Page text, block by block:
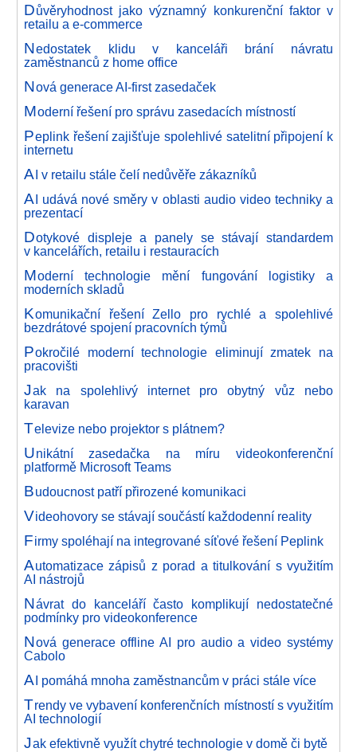
Důvěryhodnost jako významný konkurenční faktor v
retailu a e-commerce
Nedostatek klidu v kanceláři brání návratu
zaměstnanců z home office
Nová generace AI-first zasedaček
Moderní řešení pro správu zasedacích místností
Peplink řešení zajišťuje spolehlivé satelitní připojení k
internetu
AI v retailu stále čelí nedůvěře zákazníků
AI udává nové směry v oblasti audio video techniky a
prezentací
Dotykové displeje a panely se stávají standardem
v kancelářích, retailu i restauracích
Moderní technologie mění fungování logistiky a
moderních skladů
Komunikační řešení Zello pro rychlé a spolehlivé
bezdrátové spojení pracovních týmů
Pokročilé moderní technologie eliminují zmatek na
pracovišti
Jak na spolehlivý internet pro obytný vůz nebo
karavan
Televize nebo projektor s plátnem?
Unikátní zasedačka na míru videokonferenční
platformě Microsoft Teams
Budoucnost patří přirozené komunikaci
Videohovory se stávají součástí každodenní reality
Firmy spoléhají na integrované síťové řešení Peplink
Automatizace zápisů z porad a titulkování s využitím
AI nástrojů
Návrat do kanceláří často komplikují nedostatečné
podmínky pro videokonference
Nová generace offline AI pro audio a video systémy
Cabolo
AI pomáhá mnoha zaměstnancům v práci stále více
Trendy ve vybavení konferenčních místností s využitím
AI technologií
Jak efektivně využít chytré technologie v domě či bytě